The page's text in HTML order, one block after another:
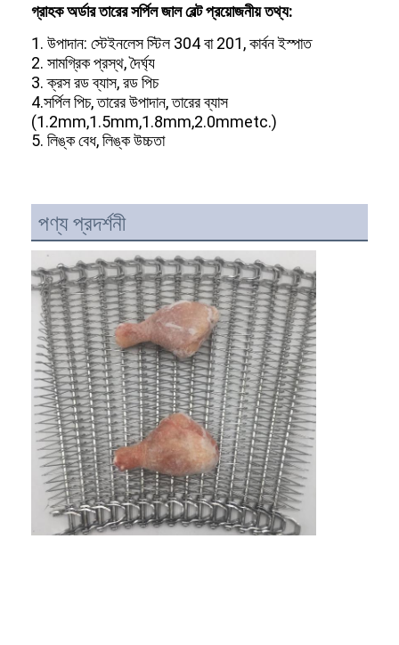
সব ক্ষেত্রেই
স্টেইনলেস স্টীল জাল বেল্ট
সর্পিল তারের জাল
খাদ্য জাল বেল্ট
মৌচাক পরিবাহক বেল্ট
পরিবাহক চেইন প্লেট
সোলার ফটোভোলটাইক মেশ বেল্ট
চেইন মেশ বেল্ট
সর্পিল ফ্রিজার বেল্ট
ওভেন কনভেয়ার বেল্ট
গ্রাহক অর্ডার তারের সর্পিল জাল বেল্ট প্রয়োজনীয় তথ্য:
1. উপাদান: স্টেইনলেস স্টিল 304 বা 201, কার্বন ইস্পাত
2. সামগ্রিক প্রস্থ, দৈর্ঘ্য
3. ক্রস রড ব্যাস, রড পিচ
4.সর্পিল পিচ, তারের উপাদান, তারের ব্যাস
(1.2mm,1.5mm,1.8mm,2.0mmetc.)
5. লিঙ্ক বেধ, লিঙ্ক উচ্চতা
পণ্য প্রদর্শনী